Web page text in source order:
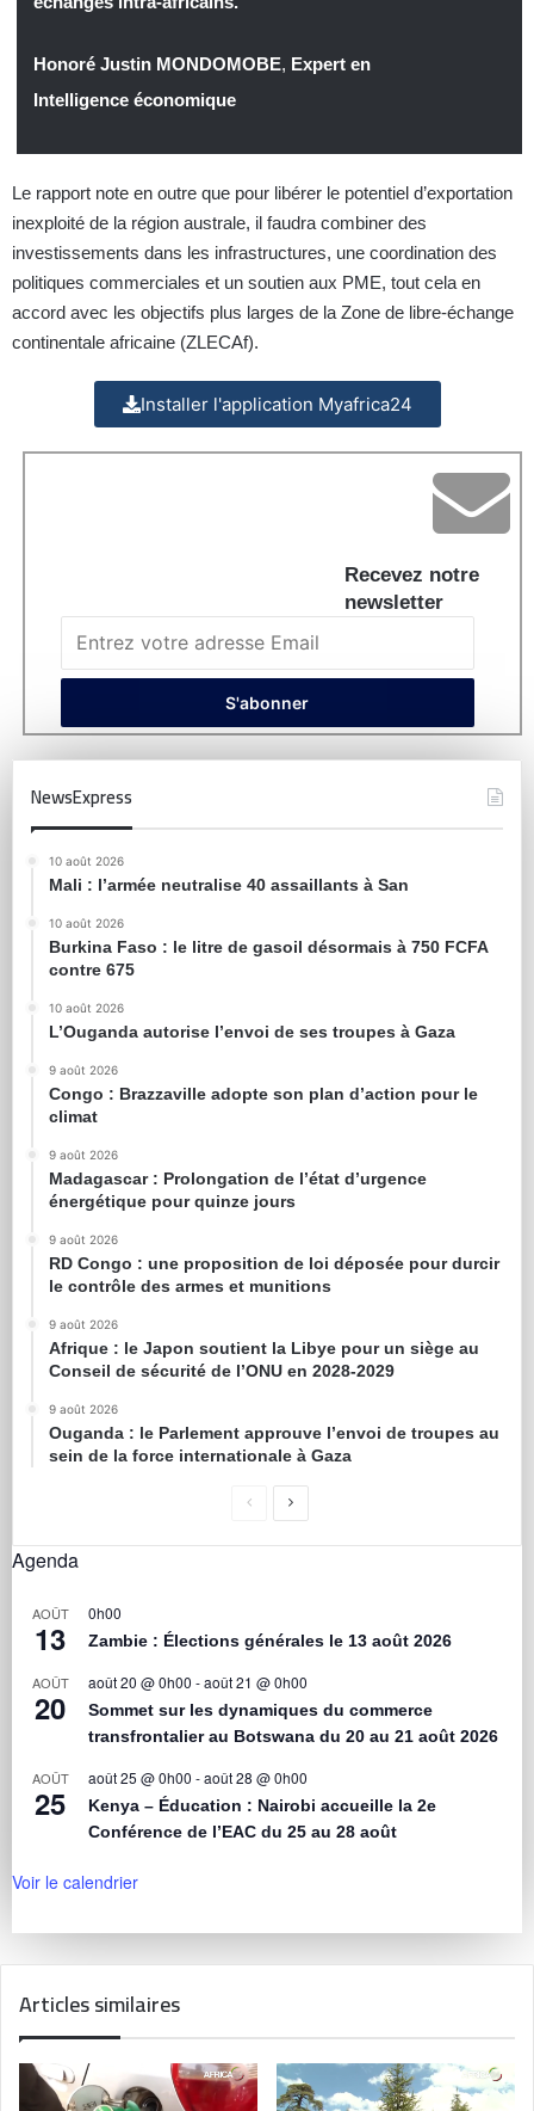
Honoré Justin MONDOMOBE, Expert en
Intelligence économique
Le rapport note en outre que pour libérer le potentiel d’exportation
inexploité de la région australe, il faudra combiner des
investissements dans les infrastructures, une coordination des
politiques commerciales et un soutien aux PME, tout cela en
accord avec les objectifs plus larges de la Zone de libre-échange
continentale africaine (ZLECAf).
Installer l'application Myafrica24
Recevez notre
newsletter
NewsExpress
10 août 2026
Mali : l’armée neutralise 40 assaillants à San
10 août 2026
Burkina Faso : le litre de gasoil désormais à 750 FCFA
contre 675
10 août 2026
L’Ouganda autorise l’envoi de ses troupes à Gaza
9 août 2026
Congo : Brazzaville adopte son plan d’action pour le
climat
9 août 2026
Madagascar : Prolongation de l’état d’urgence
énergétique pour quinze jours
9 août 2026
RD Congo : une proposition de loi déposée pour durcir
le contrôle des armes et munitions
9 août 2026
Afrique : le Japon soutient la Libye pour un siège au
Conseil de sécurité de l’ONU en 2028-2029
9 août 2026
Ouganda : le Parlement approuve l’envoi de troupes au
sein de la force internationale à Gaza
Agenda
AOÛT
13
0h00
Zambie : Élections générales le 13 août 2026
AOÛT
20
août 20 @ 0h00 -août 21 @ 0h00
Sommet sur les dynamiques du commerce
transfrontalier au Botswana du 20 au 21 août 2026
AOÛT
25
août 25 @ 0h00 -août 28 @ 0h00
Kenya – Éducation : Nairobi accueille la 2e
Conférence de l’EAC du 25 au 28 août
Voir le calendrier
Articles similaires